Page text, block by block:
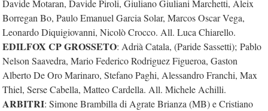
Davide Motaran, Davide Piroli, Giuliano Giuliani Marchetti, Aleix
Borregan Bo, Paulo Emanuel Garcia Solar, Marcos Oscar Vega,
Leonardo Diquigiovanni, Nicolò Crocco. All. Luca Chiarello.
EDILFOX CP GROSSETO: Adrià Catala, (Paride Sassetti); Pablo
Nelson Saavedra, Mario Federico Rodriguez Figueroa, Gaston
Alberto De Oro Marinaro, Stefano Paghi, Alessandro Franchi, Max
Thiel, Serse Cabella, Matteo Cardella. All. Michele Achilli.
ARBITRI: Simone Brambilla di Agrate Brianza (MB) e Cristiano